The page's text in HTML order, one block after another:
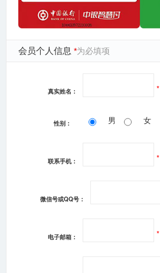
会员个人信息 *为必填项
真实姓名： *
性别： 男 女
联系手机： *
微信号或QQ号：
电子邮箱： *